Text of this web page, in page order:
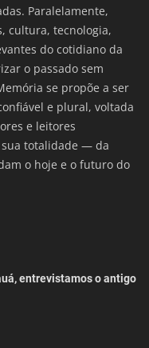
Paralelamente,
cultura, tecnologia,
do cotidiano da
o passado sem
se propõe a ser
e plural, voltada
e leitores
totalidade — da
o hoje e o futuro do
entrevistamos o antigo